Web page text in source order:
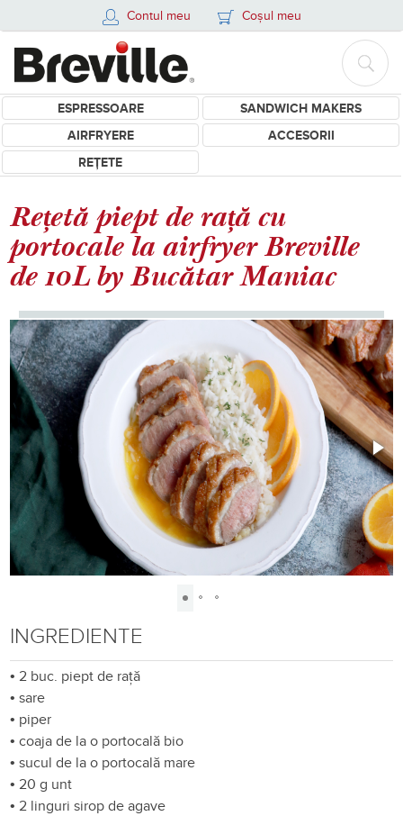
Contul meu Coșul meu
ESPRESSOARE
SANDWICH MAKERS
AIRFRYERE
ACCESORII
REȚETE
Rețetă piept de rață cu
portocale la airfryer Breville
de 10L by Bucătar Maniac
INGREDIENTE
• 2 buc. piept de rață
•sare
• piper
•coaja de la o portocală bio
•sucul de la o portocală mare
• 20 g unt
• 2 linguri sirop de agave